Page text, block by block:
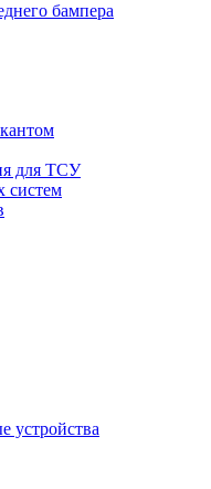
бампера
для ТСУ
систем
устройства